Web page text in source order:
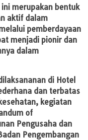
merupakan bentuk
aktif dalam
pemberdayaan
menjadi pionir dan
dalam
di Hotel
dan terbatas
kegiatan
of
Pengusaha dan
Pengembangan